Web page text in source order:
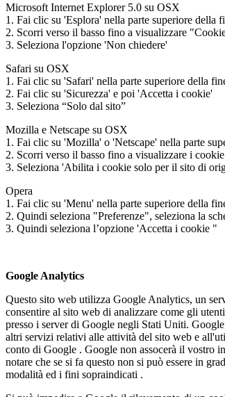
Microsoft Internet Explorer 5.0 su OSX
1. Fai clic su 'Esplora' nella parte superiore della
2. Scorri verso il basso fino a visualizzare
3. Seleziona l'opzione 'Non chiedere'
Safari su OSX
1. Fai clic su 'Safari' nella parte superiore della
2. Fai clic su 'Sicurezza' e poi 'Accetta i cookie'
3. Seleziona “Solo dal sito”
Mozilla e Netscape su OSX
1. Fai clic su 'Mozilla' o 'Netscape' nella parte
2. Scorri verso il basso fino a visualizzare i
3. Seleziona 'Abilita i cookie solo per il sito di
Opera
1. Fai clic su 'Menu' nella parte superiore della
2. Quindi seleziona "Preferenze", seleziona la
3. Quindi seleziona l’opzione 'Accetta i cookie "
Google Analytics
Questo sito web utilizza Google Analytics, un
consentire al sito web di analizzare come gli
presso i server di Google negli Stati Uniti.
altri servizi relativi alle attività del sito web e
conto di Google . Google non assocerà il vostro
notare che se si fa questo non si può essere in
modalità ed i fini sopraindicati .